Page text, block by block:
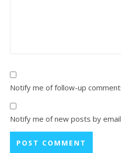
Notify me of follow-up
Notify me of new posts by